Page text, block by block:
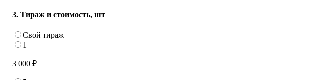
3. Тираж и стоимость, шт
Свой тираж
1
3 000 ₽